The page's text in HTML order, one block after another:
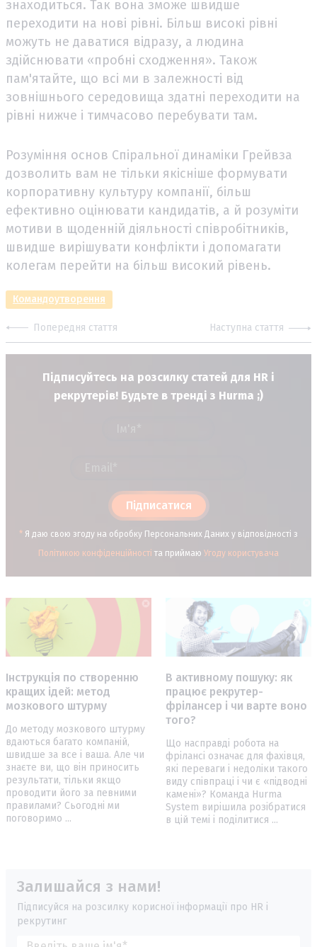
знаходиться. Так вона зможе швидше
переходити на нові рівні. Більш високі рівні
можуть не даватися відразу, а людина
здійснювати «пробні сходження». Також
пам'ятайте, що всі ми в залежності від
зовнішнього середовища здатні переходити на
рівні нижче і тимчасово перебувати там.
Розуміння основ Спіральної динаміки Грейвза
дозволить вам не тільки якісніше формувати
корпоративну культуру компанії, більш
ефективно оцінювати кандидатів, а й розуміти
мотиви в щоденній діяльності співробітників,
швидше вирішувати конфлікти і допомагати
колегам перейти на більш високий рівень.
Командоутворення
Попередня стаття Наступна стаття
Підписуйтесь на розсилку статей для HR і
рекрутерів! Будьте в тренді з Hurma ;)
Підписатися
* Я даю свою згоду на обробку Персональних Даних у відповідності з
Політикою конфіденційності та приймаю Угоду користувача
Інструкція по створенню
кращих ідей: метод
мозкового штурму
До методу мозкового штурму
вдаються багато компаній,
швидше за все і ваша. Але чи
знаєте ви, що він приносить
результати, тільки якщо
проводити його за певними
правилами? Сьогодні ми
поговоримо ...
В активному пошуку: як
працює рекрутер-
фрілансер і чи варте воно
того?
Що насправді робота на
фрілансі означає для фахівця,
які переваги і недоліки такого
виду співпраці і чи є «підводні
камені»? Команда Hurma
System вирішила розібратися
в цій темі і поділитися ...
Залишайся з нами!
Підписуйся на розсилку корисної інформації про HR і
рекрутинг